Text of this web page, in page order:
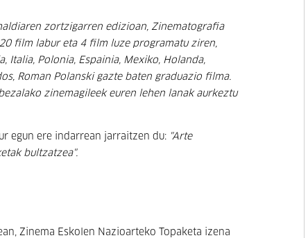
zortzigarren edizioan, Zinematografia
film labur eta 4 film luze programatu ziren,
Italia, Polonia, Espainia, Mexiko, Holanda,
Roman Polanski gazte baten graduazio filma.
zinemagileek euren lehen lanak aurkeztu
egun ere indarrean jarraitzen du: "Arte
bultzatzea".
Zinema Eskolen Nazioarteko Topaketa izena